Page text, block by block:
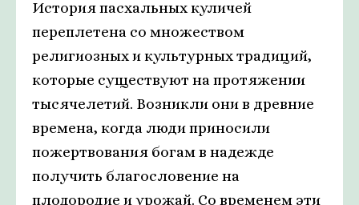
История пасхальных куличей
переплетена со множеством
религиозных и культурных традиций,
которые существуют на протяжении
тысячелетий. Возникли они в древние
времена, когда люди приносили
пожертвования богам в надежде
получить благословение на
плодородие и урожай. Со временем эти